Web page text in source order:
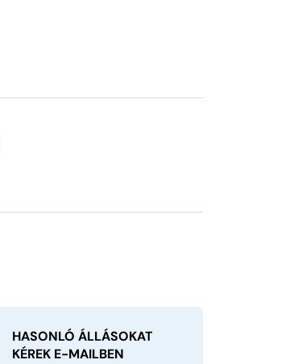
HASONLÓ ÁLLÁSOKAT
KÉREK E-MAILBEN